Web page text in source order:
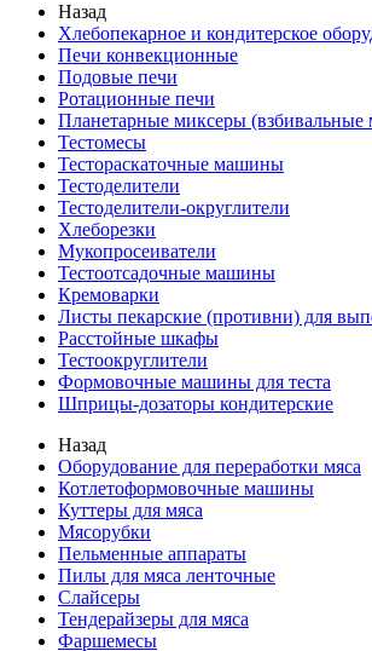
Назад
Хлебопекарное и кондитерское
Печи конвекционные
Подовые печи
Ротационные печи
Планетарные миксеры
Тестомесы
Тестораскаточные машины
Тестоделители
Тестоделители-округлители
Хлеборезки
Мукопросеиватели
Тестоотсадочные машины
Кремоварки
Листы пекарские (противни) для
Расстойные шкафы
Тестоокруглители
Формовочные машины для теста
Шприцы-дозаторы кондитерские
Назад
Оборудование для переработки мяса
Котлетоформовочные машины
Куттеры для мяса
Мясорубки
Пельменные аппараты
Пилы для мяса ленточные
Слайсеры
Тендерайзеры для мяса
Фаршемесы